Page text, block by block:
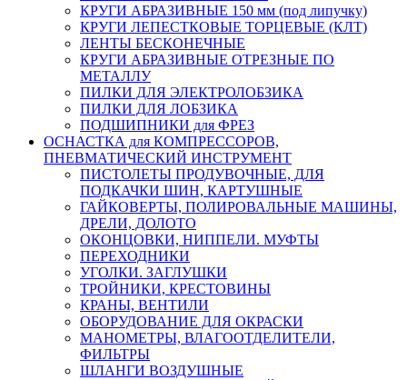
КРУГИ АБРАЗИВНЫЕ 150 мм (под липучку)
КРУГИ ЛЕПЕСТКОВЫЕ ТОРЦЕВЫЕ (КЛТ)
ЛЕНТЫ БЕСКОНЕЧНЫЕ
КРУГИ АБРАЗИВНЫЕ ОТРЕЗНЫЕ ПО
МЕТАЛЛУ
ПИЛКИ ДЛЯ ЭЛЕКТРОЛОБЗИКА
ПИЛКИ ДЛЯ ЛОБЗИКА
ПОДШИПНИКИ для ФРЕЗ
ОСНАСТКА для КОМПРЕССОРОВ,
ПНЕВМАТИЧЕСКИЙ ИНСТРУМЕНТ
ПИСТОЛЕТЫ ПРОДУВОЧНЫЕ, ДЛЯ
ПОДКАЧКИ ШИН, КАРТУШНЫЕ
ГАЙКОВЕРТЫ, ПОЛИРОВАЛЬНЫЕ МАШИНЫ,
ДРЕЛИ, ДОЛОТО
ОКОНЦОВКИ, НИППЕЛИ. МУФТЫ
ПЕРЕХОДНИКИ
УГОЛКИ. ЗАГЛУШКИ
ТРОЙНИКИ, КРЕСТОВИНЫ
КРАНЫ, ВЕНТИЛИ
ОБОРУДОВАНИЕ ДЛЯ ОКРАСКИ
МАНОМЕТРЫ, ВЛАГООТДЕЛИТЕЛИ,
ФИЛЬТРЫ
ШЛАНГИ ВОЗДУШНЫЕ